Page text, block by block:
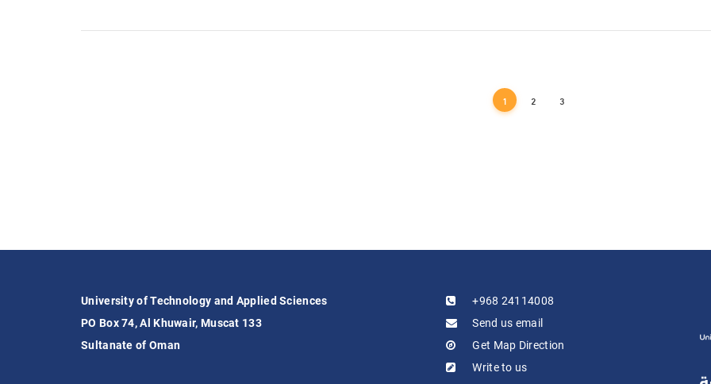
1 2 3
University of Technology and Applied Sciences
PO Box 74, Al Khuwair, Muscat 133
Sultanate of Oman
+968 24114008
Send us email
Get Map Direction
Write to us